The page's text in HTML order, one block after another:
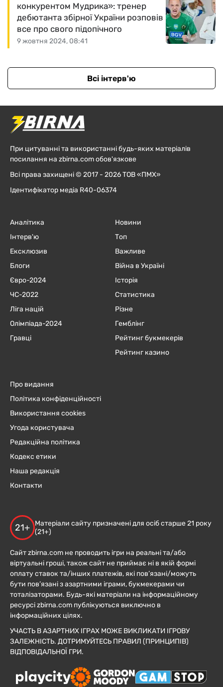
9 жовтня 2024, 08:41
конкурентом Мудрика»: тренер
дебютанта збірної України розповів
все про свого підопічного
Всі інтерв'ю
При цитуванні та використанні будь-яких матеріалів
посилання на zbirna.com обов'язкове
Всі права захищені © 2017 - 2026 ТОВ «ПМХ»
Ідентифікатор медіа R40-06374
Аналітика
Інтерв'ю
Ексклюзив
Блоги
Євро-2024
ЧC-2022
Ліга націй
Олімпіада-2024
Гравці
Новини
Топ
Важливе
Війна в Україні
Історія
Статистика
Різне
Гемблінг
Рейтинг букмекерів
Рейтинг казино
Про видання
Політика конфіденційності
Використання cookies
Угода користувача
Редакційна політика
Кодекс етики
Наша редакція
Контакти
21+
Матеріали сайту призначені для осіб старше 21 року
(21+)
Сайт zbirna.com не проводить ігри на реальні та/або
віртуальні гроші, також сайт не приймає ні в якій формі
оплату ставок та/інших платежів, які пов’язані/можуть
бути пов’язані з азартними іграми, букмекерами чи
тоталізаторами. Будь-які матеріали на інформаційному
ресурсі zbirna.com публікуються виключно в
інформаційних цілях.
УЧАСТЬ В АЗАРТНИХ ІГРАХ МОЖЕ ВИКЛИКАТИ ІГРОВУ
ЗАЛЕЖНІСТЬ. ДОТРИМУЙТЕСЬ ПРАВИЛ (ПРИНЦИПІВ)
ВІДПОВІДАЛЬНОЇ ГРИ.